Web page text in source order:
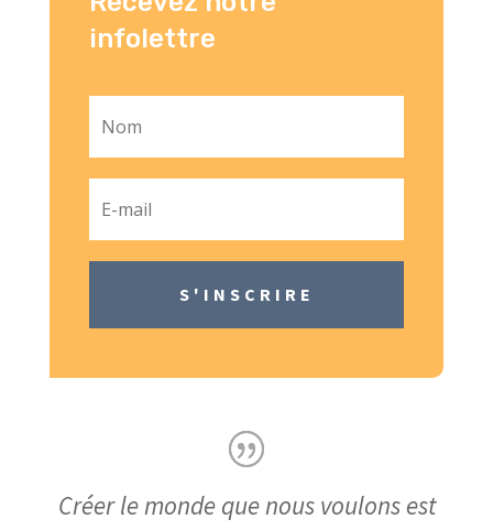
infolettre
S'INSCRIRE
Créer le monde que nous voulons est